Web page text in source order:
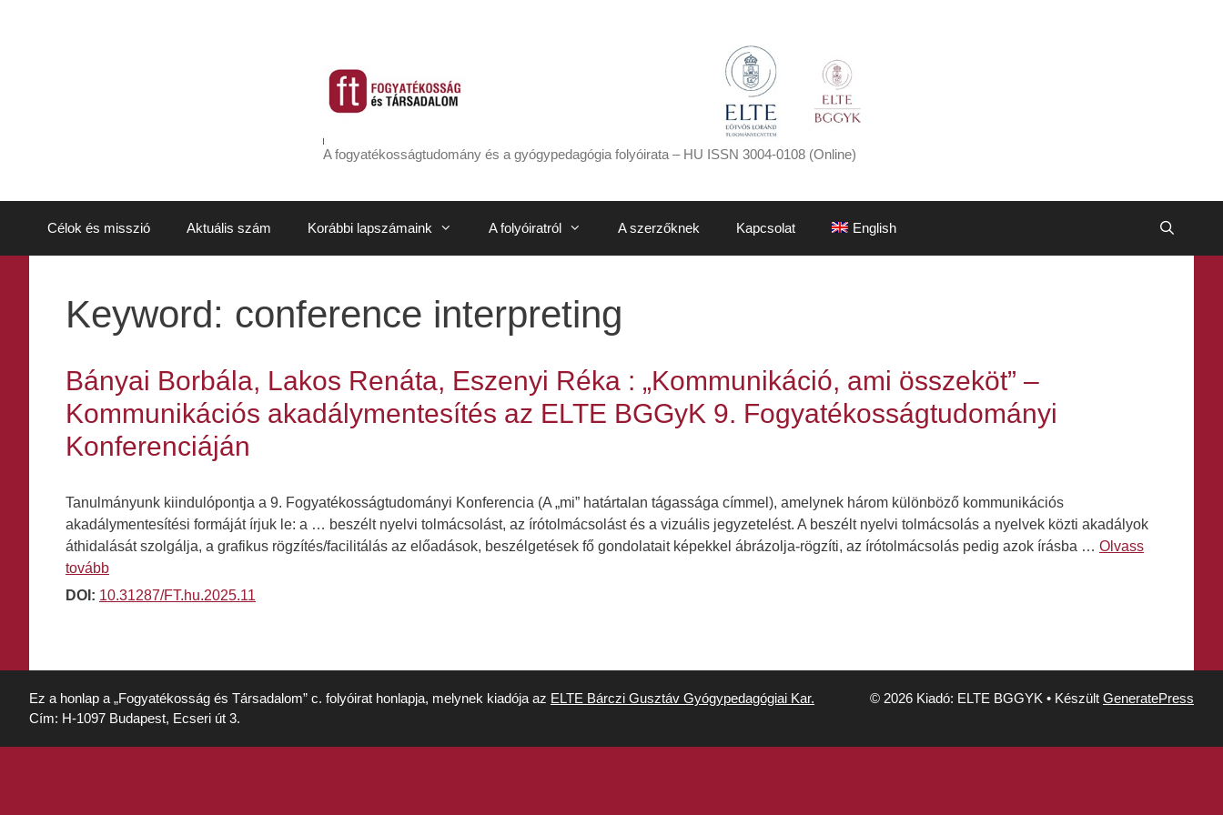
A fogyatékosságtudomány és a gyógypedagógia folyóirata – HU ISSN 3004-0108 (Online)
Célok és misszió Aktuális szám Korábbi lapszámaink A folyóiratról A szerzőknek Kapcsolat English
Keyword: conference interpreting
Bányai Borbála, Lakos Renáta, Eszenyi Réka : „Kommunikáció, ami összeköt” –
Kommunikációs akadálymentesítés az ELTE BGGyK 9. Fogyatékosságtudományi
Konferenciáján
Tanulmányunk kiindulópontja a 9. Fogyatékosságtudományi Konferencia (A „mi” határtalan tágassága címmel), amelynek három különböző kommunikációs
akadálymentesítési formáját írjuk le: a … beszélt nyelvi tolmácsolást, az írótolmácsolást és a vizuális jegyzetelést. A beszélt nyelvi tolmácsolás a nyelvek közti akadályok
áthidalását szolgálja, a grafikus rögzítés/facilitálás az előadások, beszélgetések fő gondolatait képekkel ábrázolja-rögzíti, az írótolmácsolás pedig azok írásba … Olvass
tovább
DOI: 10.31287/FT.hu.2025.11
Ez a honlap a „Fogyatékosság és Társadalom” c. folyóirat honlapja, melynek kiadója az ELTE Bárczi Gusztáv Gyógypedagógiai Kar.
Cím: H-1097 Budapest, Ecseri út 3.
© 2026 Kiadó: ELTE BGGYK • Készült GeneratePress